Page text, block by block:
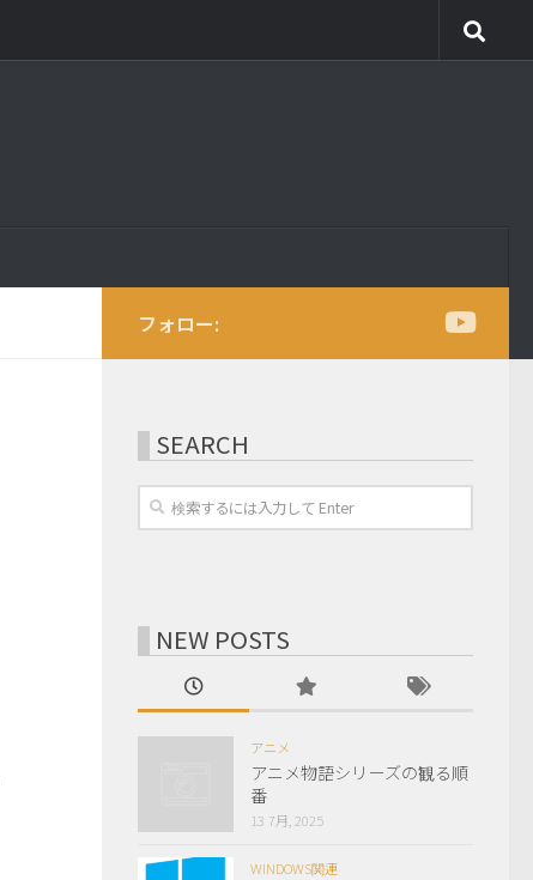
フォロー:
SEARCH
NEW POSTS
アニメ
アニメ物語シリーズの観る順
番
13 7月, 2025
WINDOWS関連